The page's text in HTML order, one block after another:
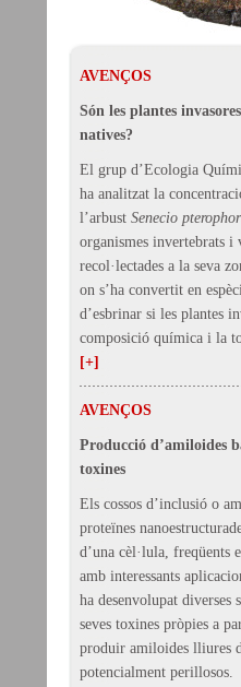
AVENÇOS
Són les plantes
natives?
El grup d’Ecologia
ha analitzat la
l’arbust Senecio
organismes invertebrats i
recol·lectades a la seva
on s’ha convertit en
d’esbrinar si les plantes
composició química i la
[+]
AVENÇOS
Producció d’amiloides
toxines
Els cossos d’inclusió o
proteïnes
d’una cèl·lula, freqüents
amb interessants
ha desenvolupat diverses
seves toxines pròpies a
produir amiloides lliures
potencialment perillosos.